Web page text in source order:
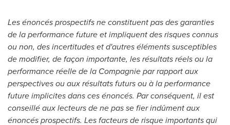
Les énoncés prospectifs ne constituent pas des garanties
de la performance future et impliquent des risques connus
ou non, des incertitudes et d'autres éléments susceptibles
de modifier, de façon importante, les résultats réels ou la
performance réelle de la Compagnie par rapport aux
perspectives ou aux résultats futurs ou à la performance
future implicites dans ces énoncés. Par conséquent, il est
conseillé aux lecteurs de ne pas se fier indûment aux
énoncés prospectifs. Les facteurs de risque importants qui